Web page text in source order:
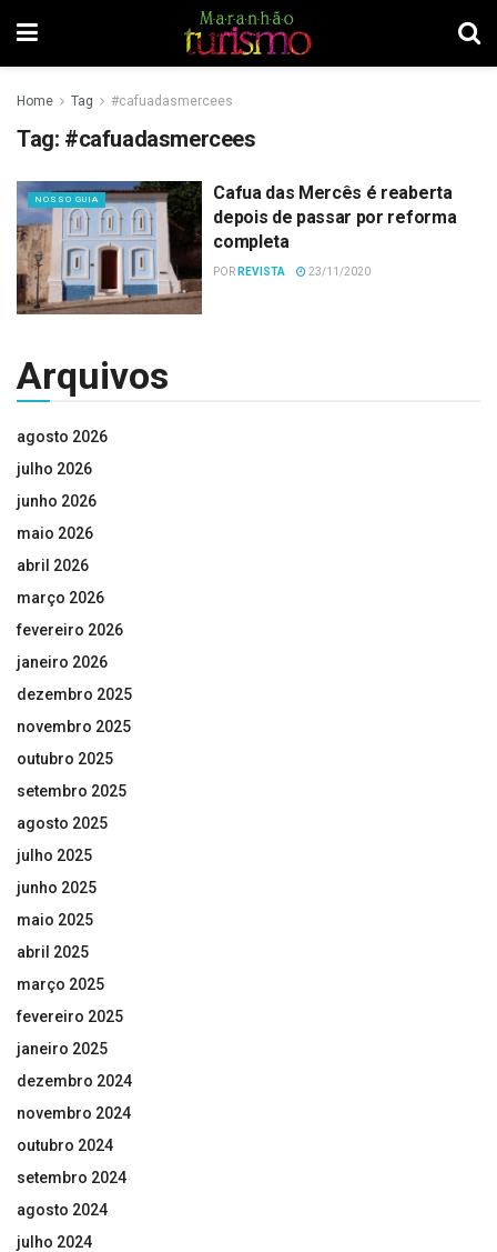
Home Tag #cafuadasmercees
Tag: #cafuadasmercees
NOSSO GUIA
Cafua das Mercês é reaberta
depois de passar por reforma
completa
POR REVISTA 23/11/2020
Arquivos
agosto 2026
julho 2026
junho 2026
maio 2026
abril 2026
março 2026
fevereiro 2026
janeiro 2026
dezembro 2025
novembro 2025
outubro 2025
setembro 2025
agosto 2025
julho 2025
junho 2025
maio 2025
abril 2025
março 2025
fevereiro 2025
janeiro 2025
dezembro 2024
novembro 2024
outubro 2024
setembro 2024
agosto 2024
julho 2024